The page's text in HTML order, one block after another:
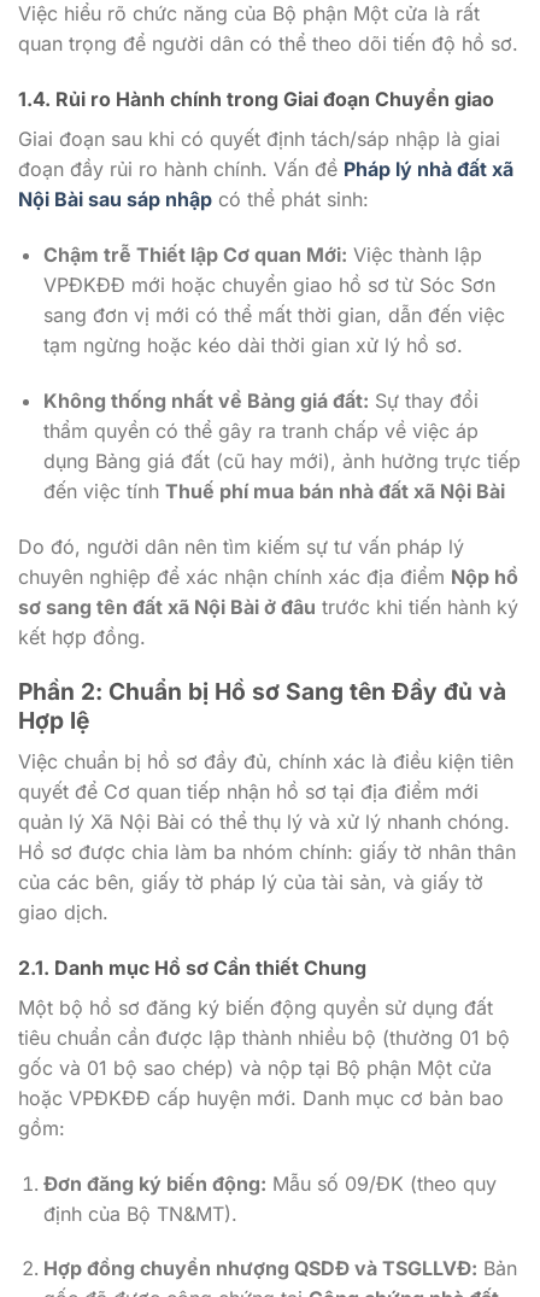
Việc hiểu rõ chức năng của Bộ phận Một cửa là rất
quan trọng để người dân có thể theo dõi tiến độ hồ sơ.
1.4. Rủi ro Hành chính trong Giai đoạn Chuyển giao
Giai đoạn sau khi có quyết định tách/sáp nhập là giai
đoạn đầy rủi ro hành chính. Vấn đề Pháp lý nhà đất xã
Nội Bài sau sáp nhập có thể phát sinh:
Chậm trễ Thiết lập Cơ quan Mới: Việc thành lập
VPĐKĐĐ mới hoặc chuyển giao hồ sơ từ Sóc Sơn
sang đơn vị mới có thể mất thời gian, dẫn đến việc
tạm ngừng hoặc kéo dài thời gian xử lý hồ sơ.
Không thống nhất về Bảng giá đất: Sự thay đổi
thẩm quyền có thể gây ra tranh chấp về việc áp
dụng Bảng giá đất (cũ hay mới), ảnh hưởng trực tiếp
đến việc tính Thuế phí mua bán nhà đất xã Nội Bài
Do đó, người dân nên tìm kiếm sự tư vấn pháp lý
chuyên nghiệp để xác nhận chính xác địa điểm Nộp hồ
sơ sang tên đất xã Nội Bài ở đâu trước khi tiến hành ký
kết hợp đồng.
Phần 2: Chuẩn bị Hồ sơ Sang tên Đầy đủ và
Hợp lệ
Việc chuẩn bị hồ sơ đầy đủ, chính xác là điều kiện tiên
quyết để Cơ quan tiếp nhận hồ sơ tại địa điểm mới
quản lý Xã Nội Bài có thể thụ lý và xử lý nhanh chóng.
Hồ sơ được chia làm ba nhóm chính: giấy tờ nhân thân
của các bên, giấy tờ pháp lý của tài sản, và giấy tờ
giao dịch.
2.1. Danh mục Hồ sơ Cần thiết Chung
Một bộ hồ sơ đăng ký biến động quyền sử dụng đất
tiêu chuẩn cần được lập thành nhiều bộ (thường 01 bộ
gốc và 01 bộ sao chép) và nộp tại Bộ phận Một cửa
hoặc VPĐKĐĐ cấp huyện mới. Danh mục cơ bản bao
gồm:
Đơn đăng ký biến động: Mẫu số 09/ĐK (theo quy
định của Bộ TN&MT).
Hợp đồng chuyển nhượng QSDĐ và TSGLLVĐ: Bản